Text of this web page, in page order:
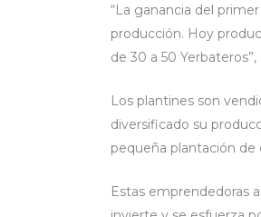
“La ganancia del
producción. Hoy
de 30 a 50 Yerbateros”,
Los plantines son
diversificado su
pequeña plantación de
Estas emprendedoras